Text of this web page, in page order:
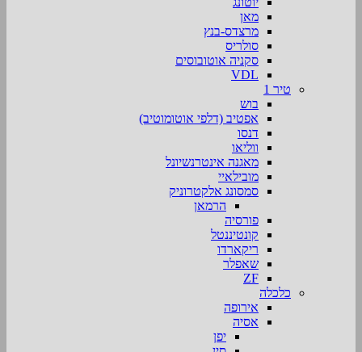
מאן
מרצדס-בנץ
סולריס
סקניה אוטובוסים
VDL
טיר 1
בוש
אפטיב (דלפי אוטומוטיב)
דנסו
ווליאו
מאגנה אינטרנשיונל
מובילאיי
סמסונג אלקטרוניק
הרמאן
פורסיה
קונטיננטל
ריקארדו
שאפלר
ZF
כלכלה
אירופה
אסיה
יפן